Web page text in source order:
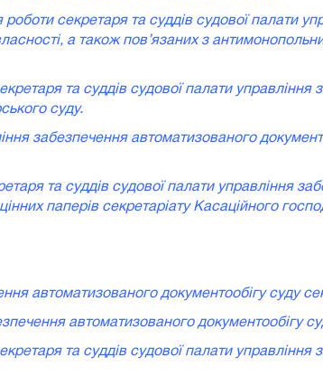
секретаря та суддів судової палати
а також пов’язаних з
та суддів судової палати
суду.
забезпечення автоматизованого
та суддів судової палати управління
паперів секретаріату Касаційного
автоматизованого документообігу суду
автоматизованого документообігу
та суддів судової палати